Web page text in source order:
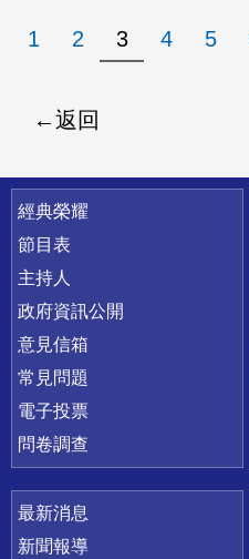
1 2 3 4 5
返回
快速連結
經典榮耀
節目表
主持人
政府資訊公開
意見信箱
常見問題
電子投票
問卷調查
最新消息
新聞報導